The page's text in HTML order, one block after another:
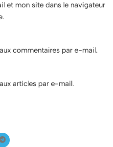
et mon site dans le navigateur
commentaires par e-mail.
articles par e-mail.